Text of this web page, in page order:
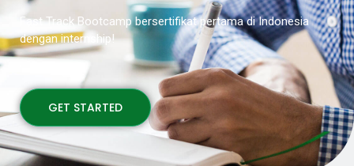
Fast Track Bootcamp bersertifikat pertama di Indonesia
dengan internship!
GET STARTED